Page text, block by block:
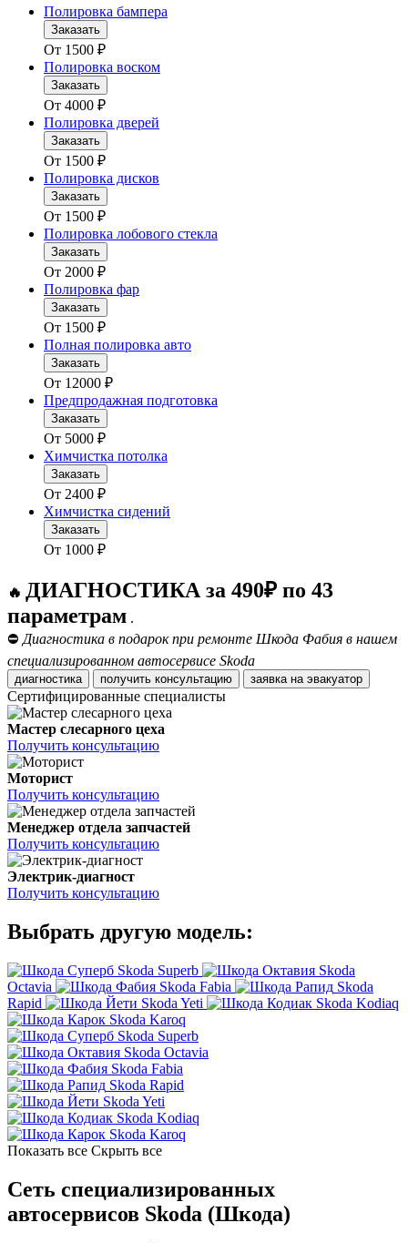
Полировка бампера
Заказать
От 1500 ₽
Полировка воском
Заказать
От 4000 ₽
Полировка дверей
Заказать
От 1500 ₽
Полировка дисков
Заказать
От 1500 ₽
Полировка лобового стекла
Заказать
От 2000 ₽
Полировка фар
Заказать
От 1500 ₽
Полная полировка авто
Заказать
От 12000 ₽
Предпродажная подготовка
Заказать
От 5000 ₽
Химчистка потолка
Заказать
От 2400 ₽
Химчистка сидений
Заказать
От 1000 ₽
🔥 ДИАГНОСТИКА за 490₽ по 43
параметрам .
⛔ Диагностика в подарок при ремонте Шкода Фабия в нашем
специализированном автосервисе Skoda
диагностика получить консультацию заявка на эвакуатор
Сертифицированные специалисты
Мастер слесарного цеха
Получить консультацию
Моторист
Получить консультацию
Менеджер отдела запчастей
Получить консультацию
Электрик-диагност
Получить консультацию
Выбрать другую модель:
Skoda Superb
Skoda
Octavia
Skoda Fabia
Skoda
Rapid
Skoda Yeti
Skoda Kodiaq
Skoda Karoq
Skoda Superb
Skoda Octavia
Skoda Fabia
Skoda Rapid
Skoda Yeti
Skoda Kodiaq
Skoda Karoq
Показать все Скрыть все
Сеть специализированных
автосервисов Skoda (Шкода)